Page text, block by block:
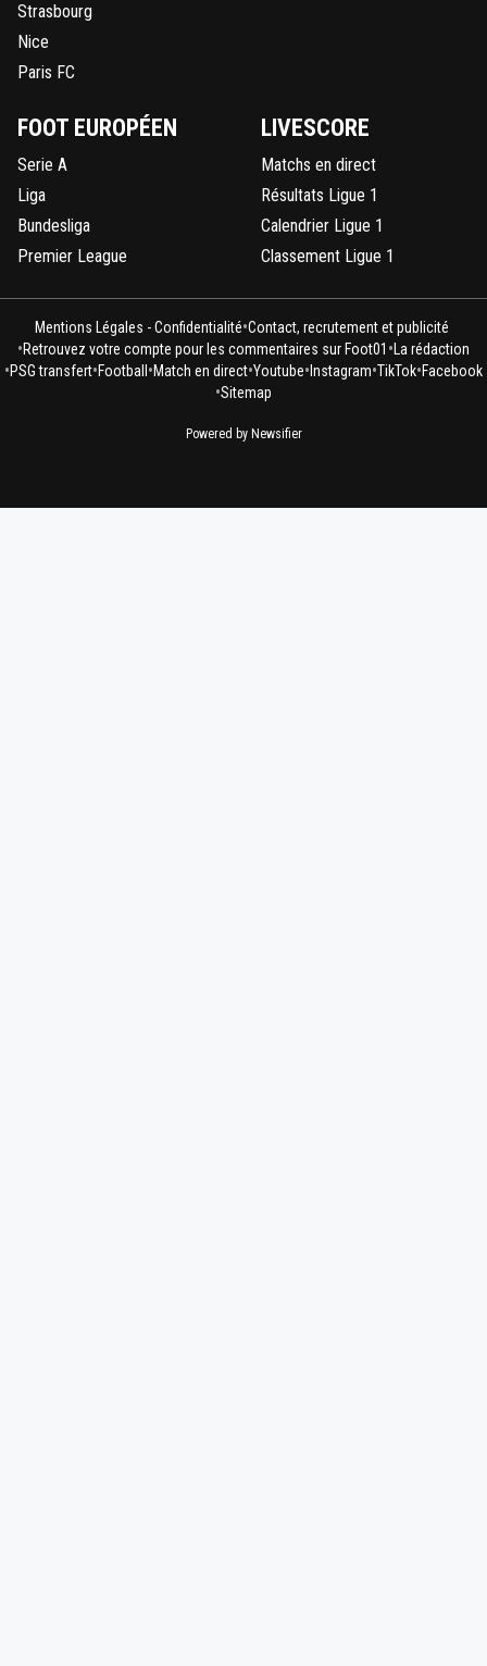
Strasbourg
Nice
Paris FC
FOOT EUROPÉEN
Serie A
Liga
Bundesliga
Premier League
LIVESCORE
Matchs en direct
Résultats Ligue 1
Calendrier Ligue 1
Classement Ligue 1
Mentions Légales - Confidentialité•Contact, recrutement et publicité
•Retrouvez votre compte pour les commentaires sur Foot01 • La rédaction
•PSG transfert•Football •Match en direct•Youtube• Instagram•TikTok•Facebook
•Sitemap
Powered by Newsifier